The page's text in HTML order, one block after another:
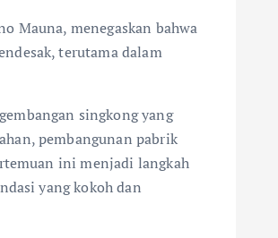
Mauna, menegaskan bahwa
terutama dalam
singkong yang
pembangunan pabrik
ini menjadi langkah
yang kokoh dan